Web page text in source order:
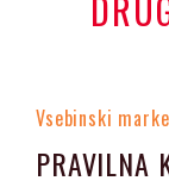
Vsebinski
PRAVILNA